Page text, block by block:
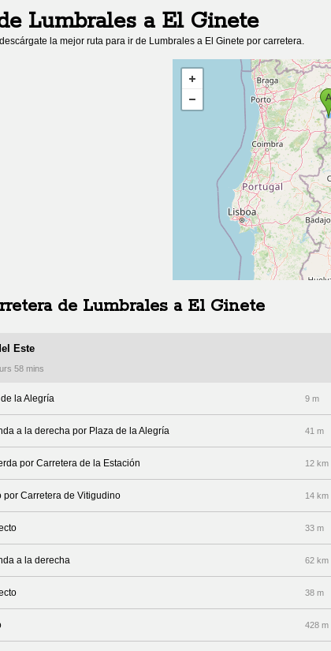
Lumbrales a El Ginete
la mejor ruta para ir de Lumbrales a El Ginete por carretera.
de Lumbrales a El Ginete
Este
58 mins
la Alegría 9 m
a la derecha por Plaza de la Alegría 41 m
por Carretera de la Estación 12 km
por Carretera de Vitigudino 14 km
33 m
a la derecha 62 km
38 m
428 m